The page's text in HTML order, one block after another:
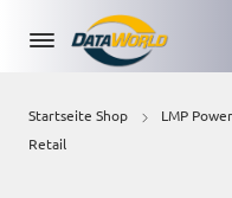
Startseite Shop
LMP
Retail